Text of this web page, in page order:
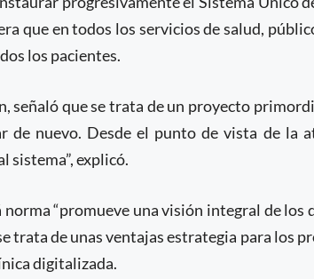
que en todos los servicios de salud,
los pacientes.
que se trata de un proyecto
de nuevo. Desde el punto de vista de la
sistema”, explicó.
“promueve una visión integral de los
trata de unas ventajas estrategia para los
digitalizada.